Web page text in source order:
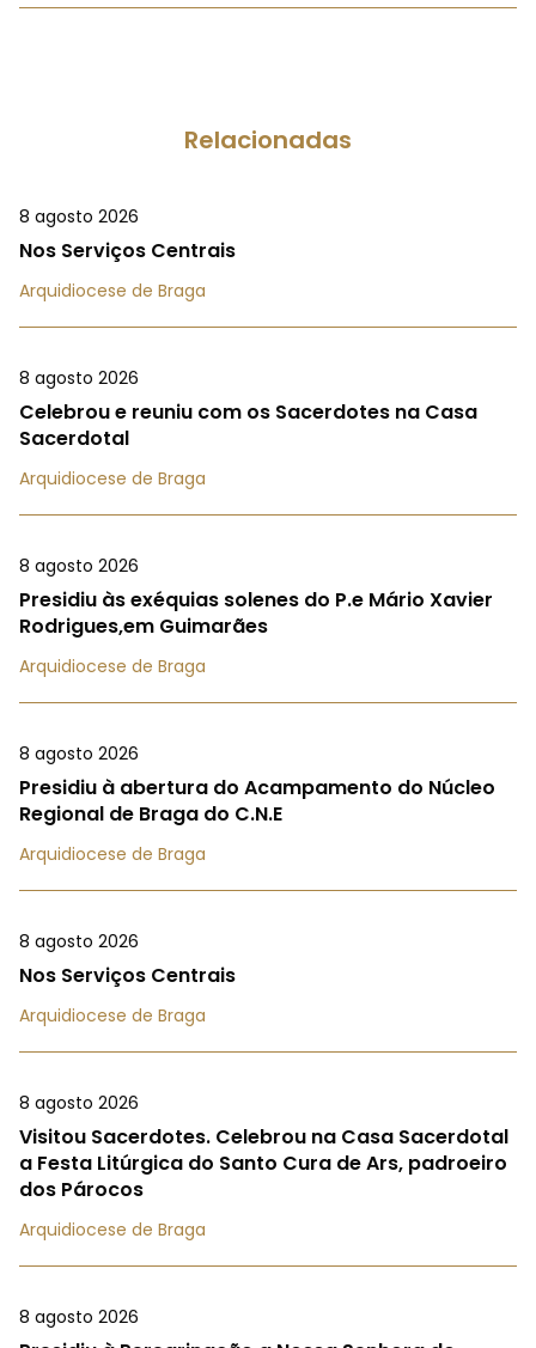
Relacionadas
8 agosto 2026
Nos Serviços Centrais
Arquidiocese de Braga
8 agosto 2026
Celebrou e reuniu com os Sacerdotes na Casa
Sacerdotal
Arquidiocese de Braga
8 agosto 2026
Presidiu às exéquias solenes do P.e Mário Xavier
Rodrigues,em Guimarães
Arquidiocese de Braga
8 agosto 2026
Presidiu à abertura do Acampamento do Núcleo
Regional de Braga do C.N.E
Arquidiocese de Braga
8 agosto 2026
Nos Serviços Centrais
Arquidiocese de Braga
8 agosto 2026
Visitou Sacerdotes. Celebrou na Casa Sacerdotal
a Festa Litúrgica do Santo Cura de Ars, padroeiro
dos Párocos
Arquidiocese de Braga
8 agosto 2026